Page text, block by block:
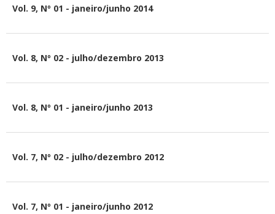
Vol. 9, Nº 01 - janeiro/junho 2014
Vol. 8, Nº 02 - julho/dezembro 2013
Vol. 8, Nº 01 - janeiro/junho 2013
Vol. 7, Nº 02 - julho/dezembro 2012
Vol. 7, Nº 01 - janeiro/junho 2012